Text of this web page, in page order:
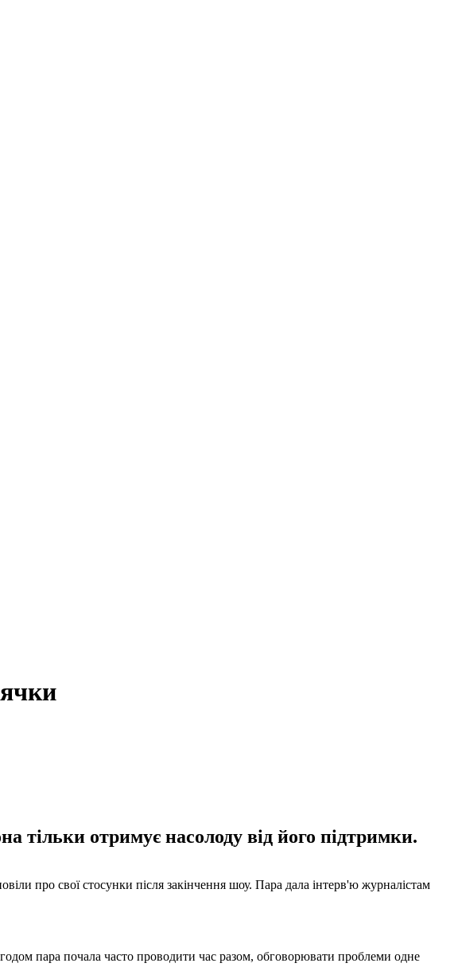
отримує насолоду від його підтримки.
про свої стосунки після закінчення шоу. Пара дала інтерв'ю журналістам
пара почала часто проводити час разом, обговорювати проблеми одне